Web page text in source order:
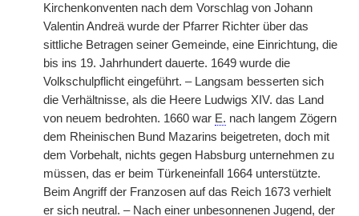
Kirchenkonventen nach dem Vorschlag von Johann
Valentin Andreä wurde der Pfarrer Richter über das
sittliche Betragen seiner Gemeinde, eine Einrichtung, die
bis ins 19. Jahrhundert dauerte. 1649 wurde die
Volkschulpflicht eingeführt. – Langsam besserten sich
die Verhältnisse, als die Heere Ludwigs XIV. das Land
von neuem bedrohten. 1660 war E. nach langem Zögern
dem Rheinischen Bund Mazarins beigetreten, doch mit
dem Vorbehalt, nichts gegen Habsburg unternehmen zu
müssen, das er beim Türkeneinfall 1664 unterstützte.
Beim Angriff der Franzosen auf das Reich 1673 verhielt
er sich neutral. – Nach einer unbesonnenen Jugend, der